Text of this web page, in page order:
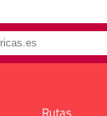
Rutas